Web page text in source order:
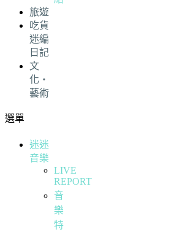
旅遊
吃貨
迷編
日記
文
化・
藝術
選單
迷迷
音樂
LIVE
REPORT
音
樂
特